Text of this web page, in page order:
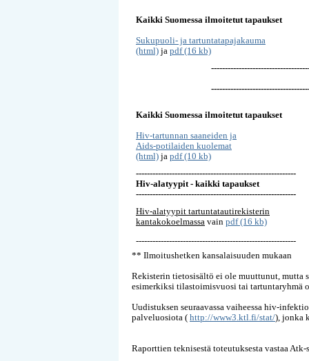
Kaikki Suomessa ilmoitetut tapaukset
Sukupuoli- ja tartuntatapajakauma
(html) ja pdf (16 kb)
Kaikki Suomessa ilmoitetut tapaukset
Hiv-tartunnan saaneiden ja
Aids-potilaiden kuolemat
(html) ja pdf (10 kb)
----------------------------------------------------------
Hiv-alatyypit - kaikki tapaukset
----------------------------------------------------------
Hiv-alatyypit tartuntatautirekisterin
kantakokoelmassa vain pdf (16 kb)
----------------------------------------------------------
** Ilmoitushetken kansalaisuuden mukaan
Rekisterin tietosisältö ei ole muuttunut, mutta
esimerkiksi tilastoimisvuosi tai tartuntaryhmä
Uudistuksen seuraavassa vaiheessa hiv-
palveluosiota ( http://www3.ktl.fi/stat/), jonka
Raporttien teknisestä toteutuksesta vastaa